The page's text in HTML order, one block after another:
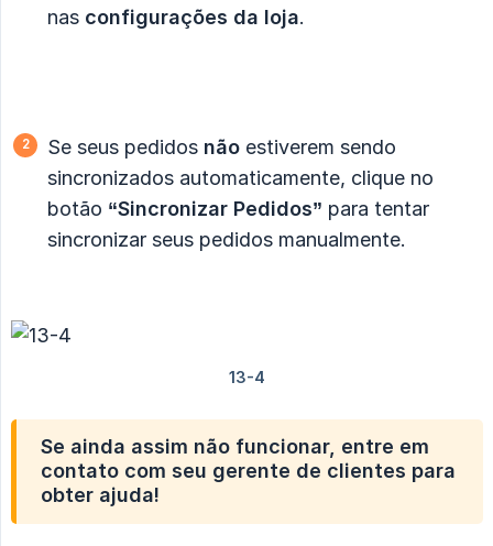
nas configurações da loja.
Se seus pedidos não estiverem sendo
sincronizados automaticamente, clique no
botão “Sincronizar Pedidos” para tentar
sincronizar seus pedidos manualmente.
Se ainda assim não funcionar, entre em
contato com seu gerente de clientes para
obter ajuda!